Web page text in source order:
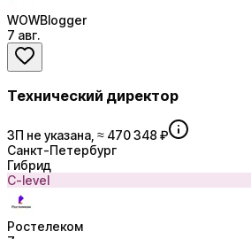
WOWBlogger
7 авг.
Технический директор
ЗП не указана, ≈ 470 348 ₽
Санкт-Петербург
Гибрид
C-level
Ростелеком